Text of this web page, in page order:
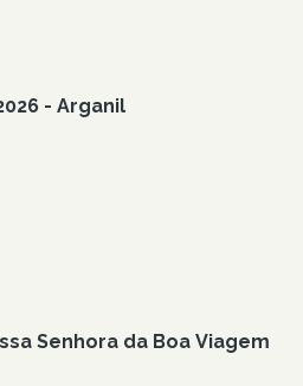
- Arganil
Senhora da Boa Viagem